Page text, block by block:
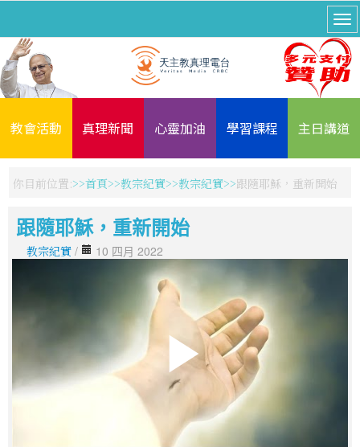
教會活動 真理新聞 心靈加油 學習課程 主日講道
你目前位置: 首頁 教宗紀實 教宗紀實 跟隨耶穌，重新開始
跟隨耶穌，重新開始
教宗紀實 / 10 四月 2022